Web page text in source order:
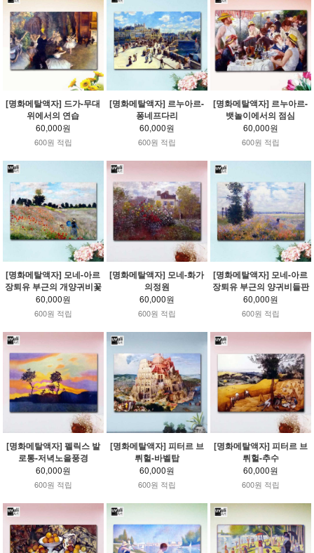
[명화메탈액자] 드가-무대
위에서의 연습
60,000원
600원 적립
[명화메탈액자] 르누아르-
퐁네프다리
60,000원
600원 적립
[명화메탈액자] 르누아르-
뱃놀이에서의 점심
60,000원
600원 적립
[명화메탈액자] 모네-아르
장퇴유 부근의 개양귀비꽃
60,000원
600원 적립
[명화메탈액자] 모네-화가
의정원
60,000원
600원 적립
[명화메탈액자] 모네-아르
장퇴유 부근의 양귀비들판
60,000원
600원 적립
[명화메탈액자] 펠릭스 발
로통-저녁노을풍경
60,000원
600원 적립
[명화메탈액자] 피터르 브
뤼헐-바벨탑
60,000원
600원 적립
[명화메탈액자] 피터르 브
뤼헐-추수
60,000원
600원 적립